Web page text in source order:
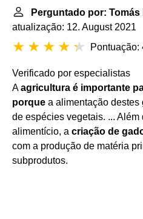
Perguntado por:
atualização: 12. August 2021
Pontuação:
Verificado por especialistas
Aagricultura é importante
porque a alimentação destes
de espécies vegetais. ...
alimentício, a criação de
com a produção de matéria
subprodutos.